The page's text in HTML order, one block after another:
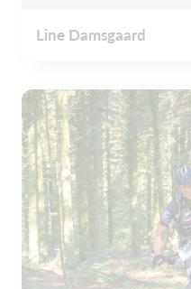
Line Damsgaard